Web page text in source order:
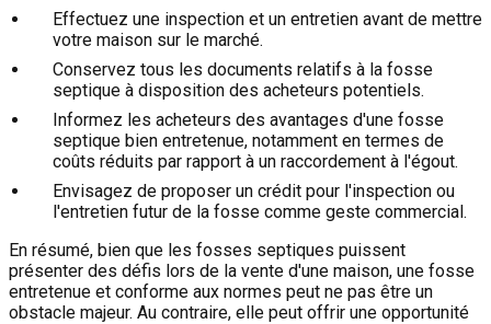
Effectuez une inspection et un entretien avant de mettre
votre maison sur le marché.
Conservez tous les documents relatifs à la fosse
septique à disposition des acheteurs potentiels.
Informez les acheteurs des avantages d'une fosse
septique bien entretenue, notamment en termes de
coûts réduits par rapport à un raccordement à l'égout.
Envisagez de proposer un crédit pour l'inspection ou
l'entretien futur de la fosse comme geste commercial.
En résumé, bien que les fosses septiques puissent
présenter des défis lors de la vente d'une maison, une fosse
entretenue et conforme aux normes peut ne pas être un
obstacle majeur. Au contraire, elle peut offrir une opportunité